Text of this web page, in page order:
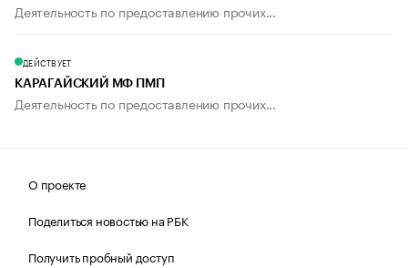
Деятельность по предоставлению прочих...
ДЕЙСТВУЕТ
КАРАГАЙСКИЙ МФ ПМП
Деятельность по предоставлению прочих...
О проекте
Поделиться новостью на РБК
Получить пробный доступ